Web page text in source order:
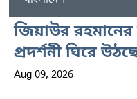
জিয়াউর রহমানের
প্রদর্শনী ঘিরে
Aug 09, 2026